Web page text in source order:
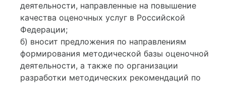
деятельности, направленные на повышение
качества оценочных услуг в Российской
Федерации;
б) вносит предложения по направлениям
формирования методической базы оценочной
деятельности, а также по организации
разработки методических рекомендаций по